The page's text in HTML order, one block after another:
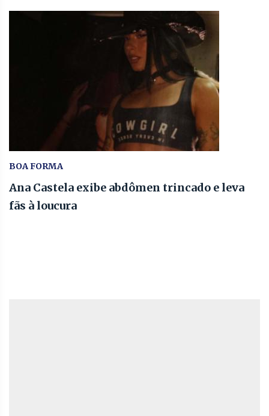
BOA FORMA
Ana Castela exibe abdômen trincado e leva
fãs à loucura